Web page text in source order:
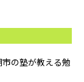
の塾が教える勉